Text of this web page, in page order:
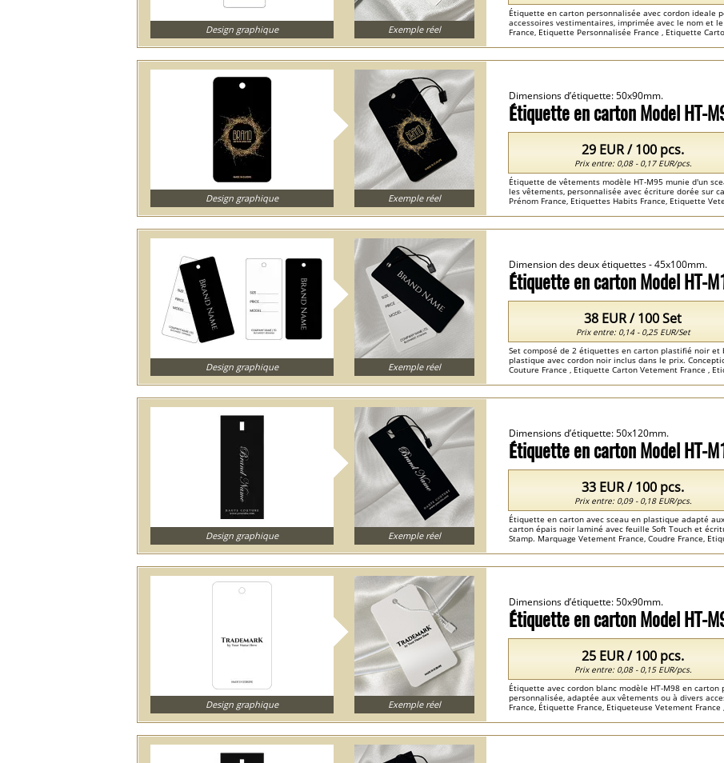
Étiquette en carton personnalisée avec cordon ideale
accessoires vestimentaires, imprimée avec le nom et
France, Etiquette Personnalisée France , Etiquette
Design graphique Exemple réel
Étiquette en carton Model HT-
Dimensions d’étiquette: 50x90mm.
Étiquette de vêtements modèle HT-M95 munie d'un
les vêtements, personnalisée avec écriture dorée sur
Prénom France, Etiquettes Habits France, Etiquette
29 EUR / 100 pcs.
Prix entre: 0,08 - 0,17 EUR/pcs.
Design graphique Exemple réel
Étiquette en carton Model HT-
Dimension des deux étiquettes - 45x100mm.
Set composé de 2 étiquettes en carton plastifié noir et
plastique avec cordon noir inclus dans le prix.
Couture France , Etiquette Carton Vetement France ,
38 EUR / 100 Set
Prix entre: 0,14 - 0,25 EUR/Set
Design graphique Exemple réel
Étiquette en carton Model HT-
Dimensions d’étiquette: 50x120mm.
Étiquette en carton avec sceau en plastique adapté
carton épais noir laminé avec feuille Soft Touch et
Stamp. Marquage Vetement France, Coudre France,
33 EUR / 100 pcs.
Prix entre: 0,09 - 0,18 EUR/pcs.
Design graphique Exemple réel
Étiquette en carton Model HT-
Dimensions d’étiquette: 50x90mm.
Étiquette avec cordon blanc modèle HT-M98 en
personnalisée, adaptée aux vêtements ou à divers
France, Étiquette France, Etiqueteuse Vetement
25 EUR / 100 pcs.
Prix entre: 0,08 - 0,15 EUR/pcs.
Design graphique Exemple réel